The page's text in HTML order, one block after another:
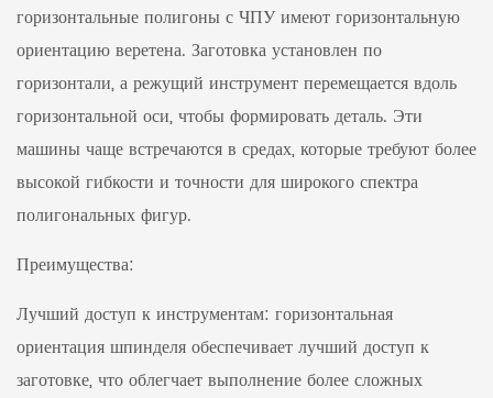
горизонтальные полигоны с ЧПУ имеют горизонтальную
ориентацию веретена. Заготовка установлен по
горизонтали, а режущий инструмент перемещается вдоль
горизонтальной оси, чтобы формировать деталь. Эти
машины чаще встречаются в средах, которые требуют более
высокой гибкости и точности для широкого спектра
полигональных фигур.
Преимущества:
Лучший доступ к инструментам: горизонтальная
ориентация шпинделя обеспечивает лучший доступ к
заготовке, что облегчает выполнение более сложных